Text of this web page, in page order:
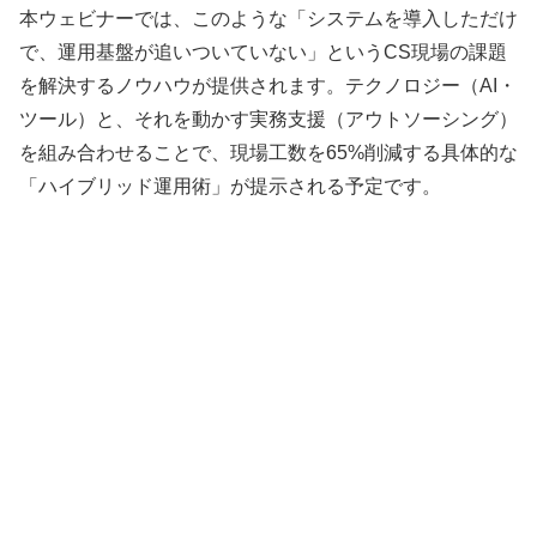
本ウェビナーでは、このような「システムを導入しただけ
で、運用基盤が追いついていない」というCS現場の課題
を解決するノウハウが提供されます。テクノロジー（AI・
ツール）と、それを動かす実務支援（アウトソーシング）
を組み合わせることで、現場工数を65%削減する具体的な
「ハイブリッド運用術」が提示される予定です。